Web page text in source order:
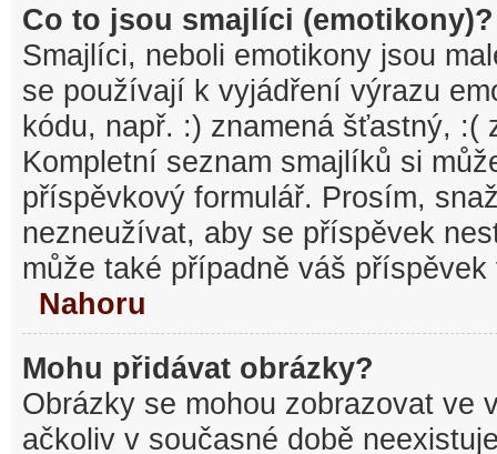
Co to jsou smajlíci (emotikony)?
Smajlíci, neboli emotikony jsou
se používají k vyjádření výrazu
kódu, např. :) znamená šťastný, :(
Kompletní seznam smajlíků si
příspěvkový formulář. Prosím,
nezneužívat, aby se příspěvek
může také případně váš
Nahoru
Mohu přidávat obrázky?
Obrázky se mohou zobrazovat ve
ačkoliv v současné době